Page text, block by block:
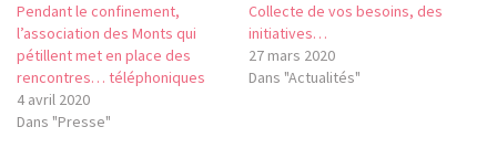
Pendant le confinement,
l’association des Monts qui
pétillent met en place des
rencontres… téléphoniques
4 avril 2020
Dans "Presse"
Collecte de vos besoins, des
initiatives…
27 mars 2020
Dans "Actualités"